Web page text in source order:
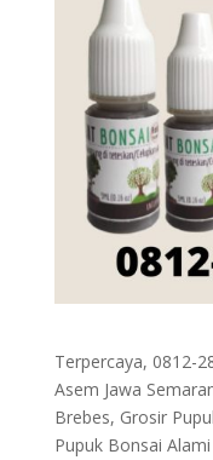
Terpercaya, 0812-
Asem Jawa
Brebes, Grosir
Pupuk Bonsai